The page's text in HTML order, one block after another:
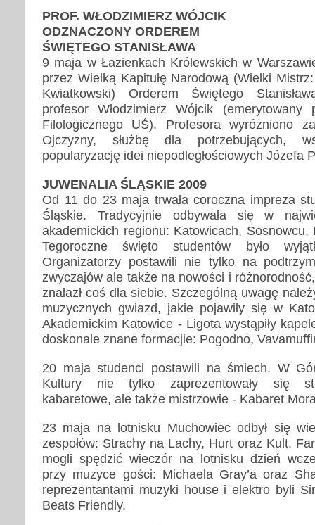
PROF. WŁODZIMIERZ WÓJCIK
ODZNACZONY ORDEREM
ŚWIĘTEGO STANISŁAWA
9 maja w Łazienkach Królewskich w
przez Wielką Kapitułę Narodową (Wielki
Kwiatkowski) Orderem Świętego
profesor Włodzimierz Wójcik (emerytowany
Filologicznego UŚ). Profesora wyróżniono
Ojczyzny, służbę dla potrzebujących,
popularyzację idei niepodległościowych Józefa
JUWENALIA ŚLĄSKIE 2009
Od 11 do 23 maja trwała coroczna impreza
Śląskie. Tradycyjnie odbywała się w
akademickich regionu: Katowicach, Sosnowcu,
Tegoroczne święto studentów było
Organizatorzy postawili nie tylko na
zwyczajów ale także na nowości i
znalazł coś dla siebie. Szczególną uwagę
muzycznych gwiazd, jakie pojawiły się w
Akademickim Katowice - Ligota wystąpiły
doskonale znane formacjie: Pogodno,
20 maja studenci postawili na śmiech. W
Kultury nie tylko zaprezentowały się
kabaretowe, ale także mistrzowie - Kabaret
23 maja na lotnisku Muchowiec odbył się
zespołów: Strachy na Lachy, Hurt oraz Kult.
mogli spędzić wieczór na lotnisku dzień
przy muzyce gości: Michaela Gray’a oraz
reprezentantami muzyki house i elektro byli
Beats Friendly.